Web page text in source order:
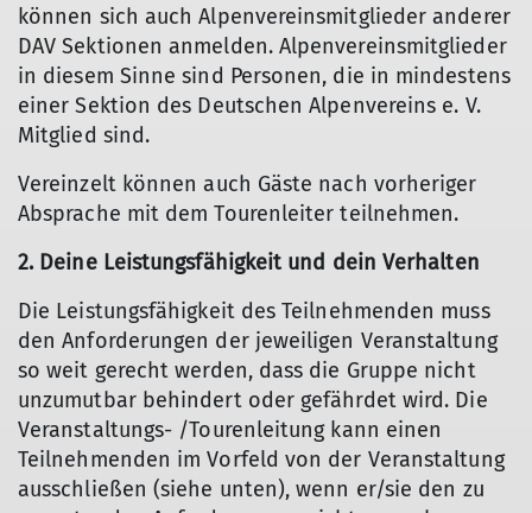
können sich auch Alpenvereinsmitglieder anderer
DAV Sektionen anmelden. Alpenvereinsmitglieder
in diesem Sinne sind Personen, die in mindestens
einer Sektion des Deutschen Alpenvereins e. V.
Mitglied sind.
Vereinzelt können auch Gäste nach vorheriger
Absprache mit dem Tourenleiter teilnehmen.
2. Deine Leistungsfähigkeit und dein Verhalten
Die Leistungsfähigkeit des Teilnehmenden muss
den Anforderungen der jeweiligen Veranstaltung
so weit gerecht werden, dass die Gruppe nicht
unzumutbar behindert oder gefährdet wird. Die
Veranstaltungs- /Tourenleitung kann einen
Teilnehmenden im Vorfeld von der Veranstaltung
ausschließen (siehe unten), wenn er/sie den zu